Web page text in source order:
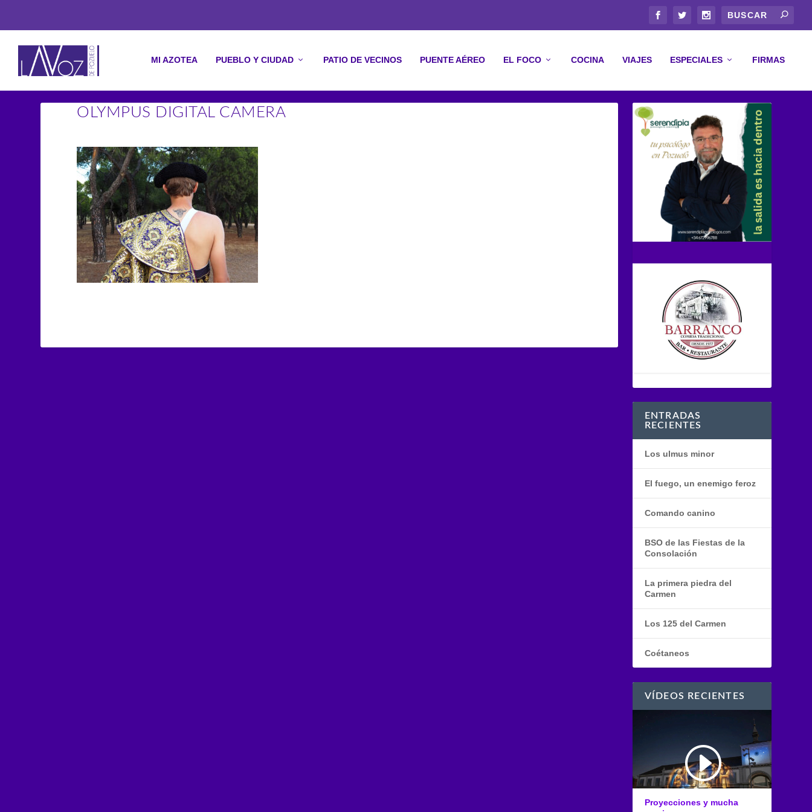
MI AZOTEA PUEBLO Y CIUDAD PATIO DE VECINOS PUENTE AÉREO EL FOCO COCINA VIAJES ESPECIALES FIRMAS
OLYMPUS DIGITAL CAMERA
ENTRADAS
RECIENTES
Los ulmus minor
El fuego, un enemigo feroz
Comando canino
BSO de las Fiestas de la
Consolación
La primera piedra del
Carmen
Los 125 del Carmen
Coétaneos
VÍDEOS RECIENTES
Proyecciones y mucha